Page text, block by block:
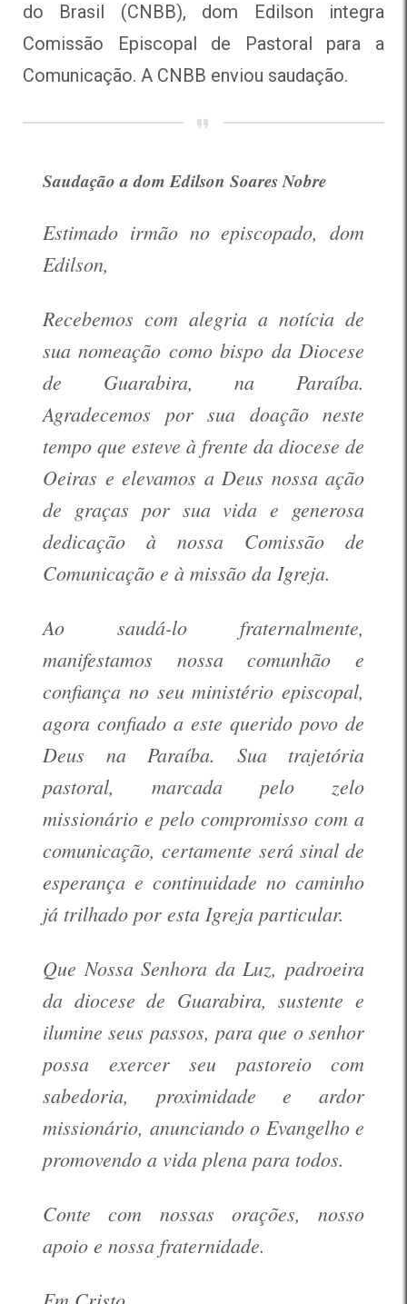
do Brasil (CNBB), dom Edilson integra
Comissão Episcopal de Pastoral para a
Comunicação. A CNBB enviou saudação.
Saudação a dom Edilson Soares Nobre
Estimado irmão no episcopado, dom
Edilson,
Recebemos com alegria a notícia de
sua nomeação como bispo da Diocese
de Guarabira, na Paraíba.
Agradecemos por sua doação neste
tempo que esteve à frente da diocese de
Oeiras e elevamos a Deus nossa ação
de graças por sua vida e generosa
dedicação à nossa Comissão de
Comunicação e à missão da Igreja.
Ao saudá-lo fraternalmente,
manifestamos nossa comunhão e
confiança no seu ministério episcopal,
agora confiado a este querido povo de
Deus na Paraíba. Sua trajetória
pastoral, marcada pelo zelo
missionário e pelo compromisso com a
comunicação, certamente será sinal de
esperança e continuidade no caminho
já trilhado por esta Igreja particular.
Que Nossa Senhora da Luz, padroeira
da diocese de Guarabira, sustente e
ilumine seus passos, para que o senhor
possa exercer seu pastoreio com
sabedoria, proximidade e ardor
missionário, anunciando o Evangelho e
promovendo a vida plena para todos.
Conte com nossas orações, nosso
apoio e nossa fraternidade.